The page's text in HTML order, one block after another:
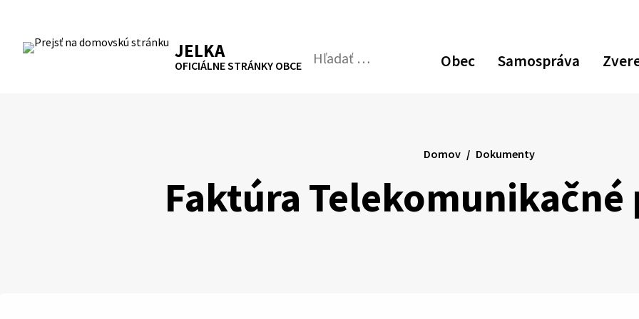
obsah
RSS Mapa Tlačiť
JELKA
OFICIÁLNE STRÁNKY OBCE Obec Samospráva
Hľadať:
Odoslať
Faktúra
Domov Dokumenty